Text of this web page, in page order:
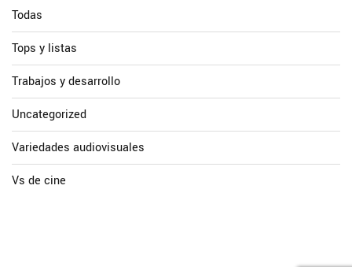
Todas
Tops y listas
Trabajos y desarrollo
Uncategorized
Variedades audiovisuales
Vs de cine